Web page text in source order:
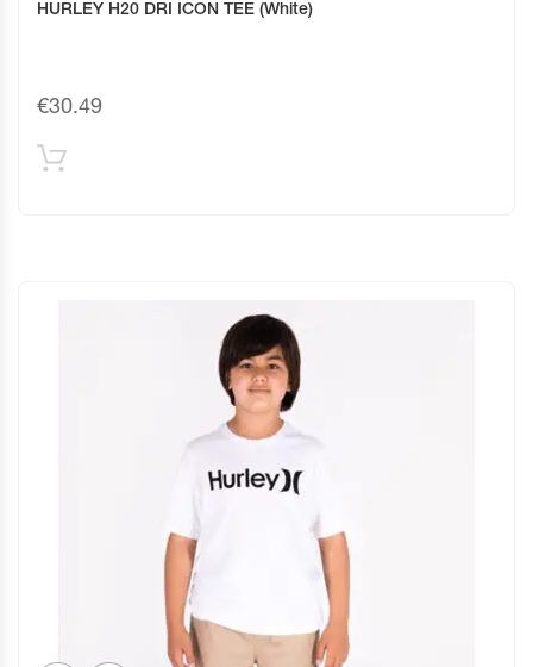
HURLEY H20 DRI ICON TEE (White)
€30.49